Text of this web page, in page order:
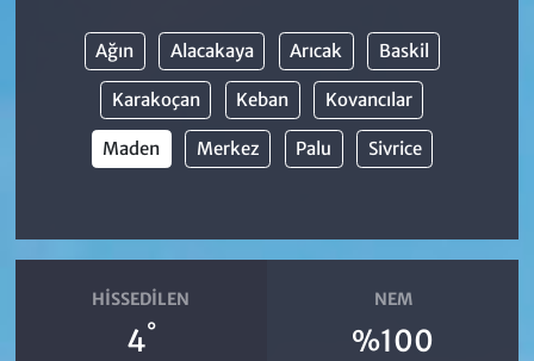
Ağın Alacakaya Arıcak Baskil
Karakoçan Keban Kovancılar
Maden Merkez Palu Sivrice
HISSEDILEN
4°
NEM
%100